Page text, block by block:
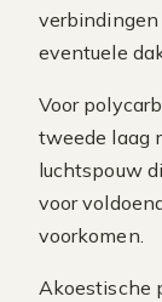
verbindingen
eventuele
Voor
tweede laag
luchtspouw
voor
voorkomen.
Akoestische